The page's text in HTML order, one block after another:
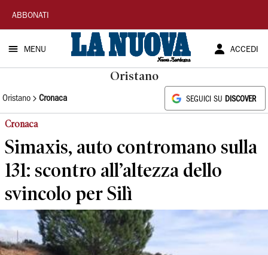
La
Nuova
Sardegna
ABBONATI
MENU ACCEDI
Oristano
Oristano Cronaca SEGUICI SU DISCOVER
Cronaca
Simaxis, auto contromano sulla
131: scontro all’altezza dello
svincolo per Silì